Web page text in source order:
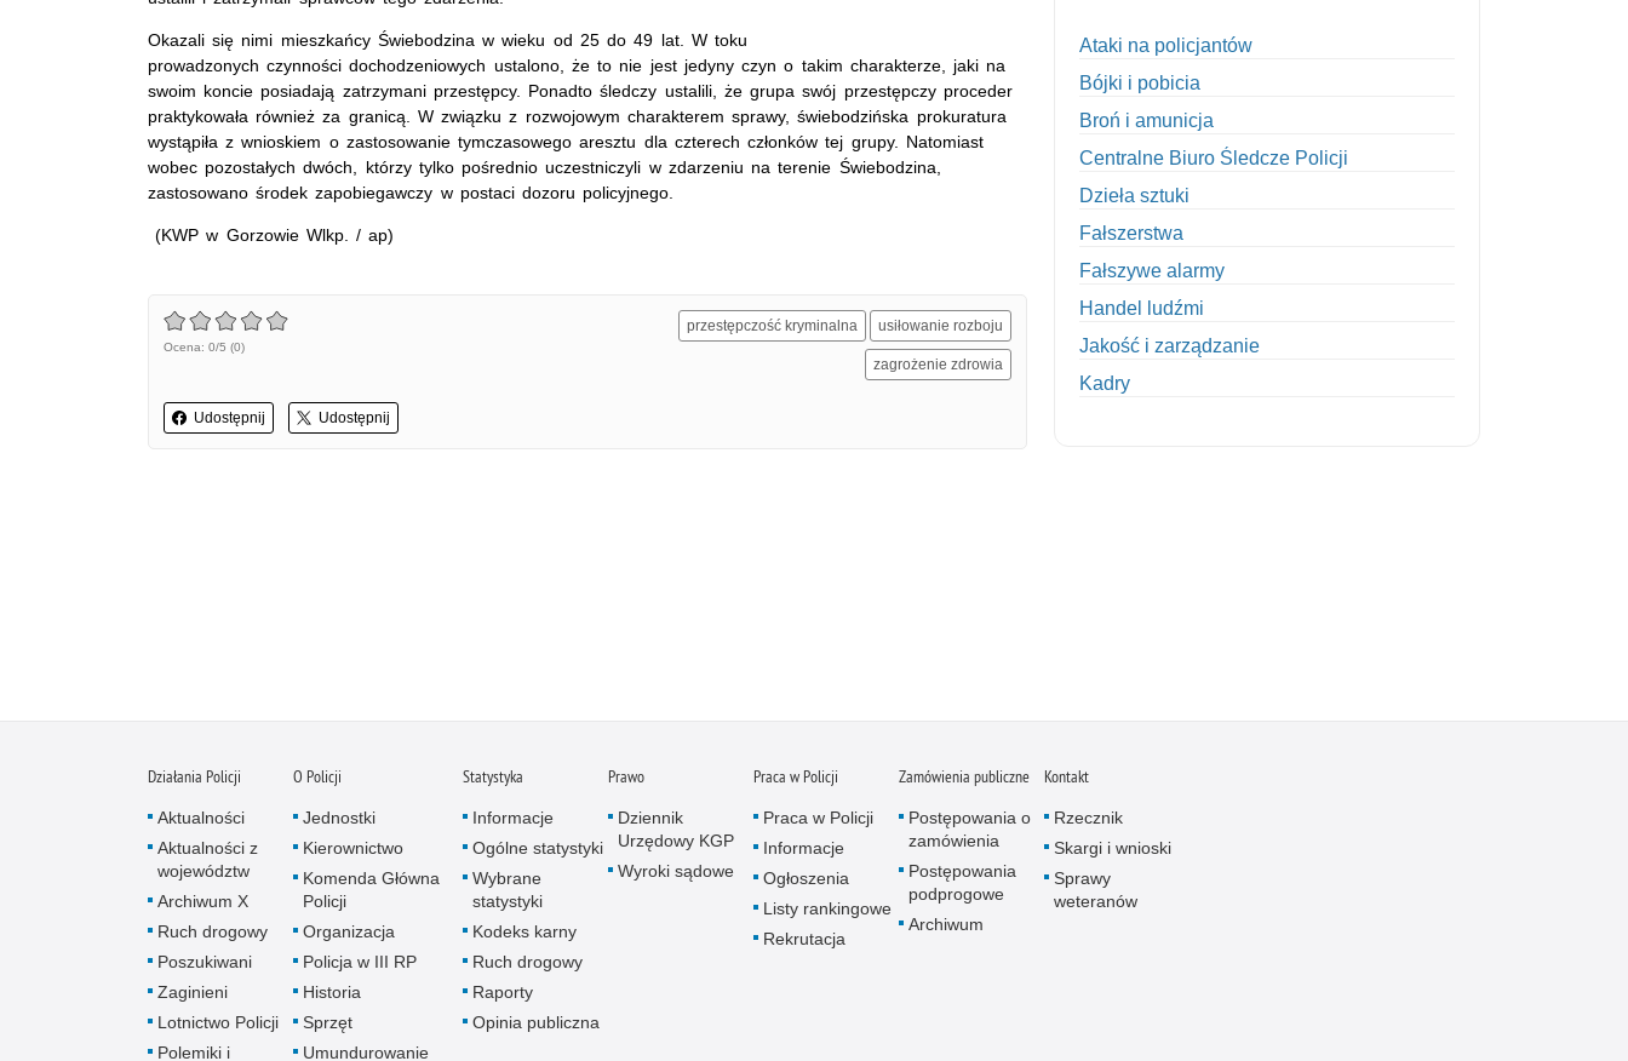
Okazali się nimi mieszkańcy Świebodzina w wieku od 25 do 49 lat. W toku
prowadzonych czynności dochodzeniowych ustalono, że to nie jest jedyny czyn o takim charakterze, jaki na
swoim koncie posiadają zatrzymani przestępcy. Ponadto śledczy ustalili, że grupa swój przestępczy proceder
praktykowała również za granicą. W związku z rozwojowym charakterem sprawy, świebodzińska prokuratura
wystąpiła z wnioskiem o zastosowanie tymczasowego aresztu dla czterech członków tej grupy. Natomiast
wobec pozostałych dwóch, którzy tylko pośrednio uczestniczyli w zdarzeniu na terenie Świebodzina,
zastosowano środek zapobiegawczy w postaci dozoru policyjnego.
(KWP w Gorzowie Wlkp. / ap)
Ocena: 0/5 (0)
Udostępnij Udostępnij
przestępczość kryminalna usiłowanie rozboju
zagrożenie zdrowia
Ataki na policjantów
Bójki i pobicia
Broń i amunicja
Centralne Biuro Śledcze Policji
Dzieła sztuki
Fałszerstwa
Fałszywe alarmy
Handel ludźmi
Jakość i zarządzanie
Kadry
Nietrzeźwi kierujący
Nietrzeźwi opiekunowie
Działania Policji
Aktualności
Aktualności z
województw
Archiwum X
Ruch drogowy
Poszukiwani
Zaginieni
Lotnictwo Policji
Polemiki i
O Policji
Jednostki
Kierownictwo
Komenda Główna
Policji
Organizacja
Policja w III RP
Historia
Sprzęt
Umundurowanie
Statystyka
Informacje
Ogólne statystyki
Wybrane
statystyki
Kodeks karny
Ruch drogowy
Raporty
Opinia publiczna
Prawo
Dziennik
Urzędowy KGP
Wyroki sądowe
Praca w Policji
Praca w Policji
Informacje
Ogłoszenia
Listy rankingowe
Rekrutacja
Zamówienia publiczne
Postępowania o
zamówienia
Postępowania
podprogowe
Archiwum
Kontakt
Rzecznik
Skargi i wnioski
Sprawy
weteranów